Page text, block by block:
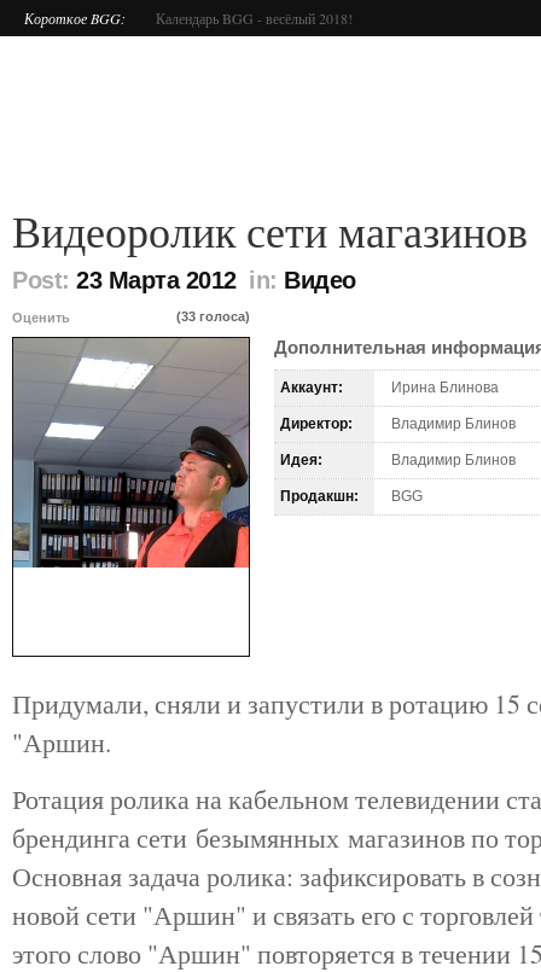
Короткое BGG: Календарь BGG - весёлый 2018!
Видеоролик сети
Post: 23 Марта 2012 in: Видео
Оценить (33 голоса)
Дополнительная
Аккаунт: Ирина Блинова
Директор: Владимир Блинов
Идея: Владимир Блинов
Продакшн: BGG
Придумали, сняли и запустили в ротацию 15
"Аршин.
Ротация ролика на кабельном телевидении
брендинга сети безымянных магазинов по
Основная задача ролика: зафиксировать в
новой сети "Аршин" и связать его с
этого слово "Аршин" повторяется в течении